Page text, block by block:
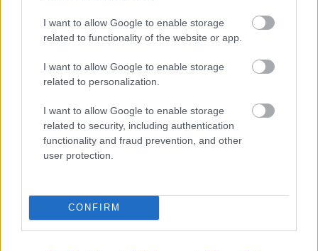
I want to allow Google to enable storage
related to functionality of the website or app.
I want to allow Google to enable storage
related to personalization.
I want to allow Google to enable storage
related to security, including authentication
functionality and fraud prevention, and other
user protection.
CONFIRM
szabályzatot!
LEGFRISSEBB
Amire többmillióan vártunk: szombattól
másodfokúra csökken a riasztás